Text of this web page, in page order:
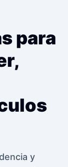
para
y